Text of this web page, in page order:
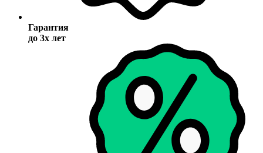
Гарантия
до 3х лет